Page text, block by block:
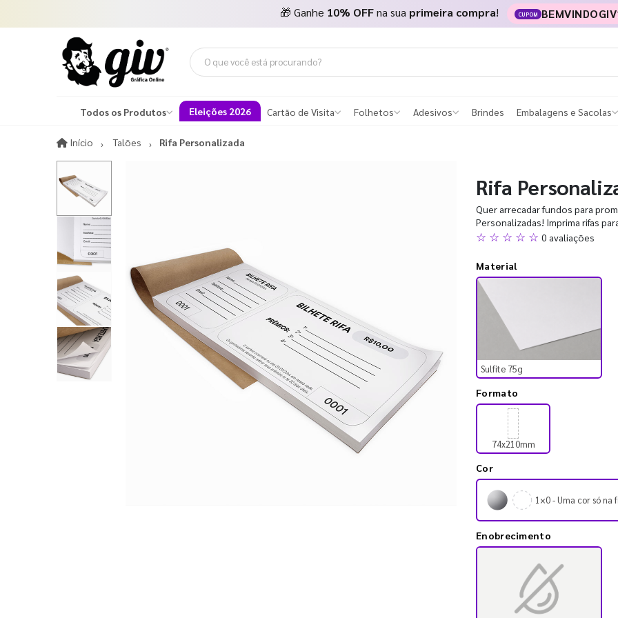
🎁 Ganhe 10% OFFna sua primeira compra! CUPOM
Todos os Produtos Eleições 2026 Cartão de Visita Folhetos Adesivos Brindes Embalagens e Sacolas
Início InícioTalões Rifa Personalizada
Rifa
Quer arrecadar fundos para
Personalizadas! Imprima rifas
☆ ☆ ☆ ☆ ☆ 0 avaliações
Material
Sulfite 75g
Formato
74x210mm
Cor
1×0 - Uma cor só na
Enobrecimento